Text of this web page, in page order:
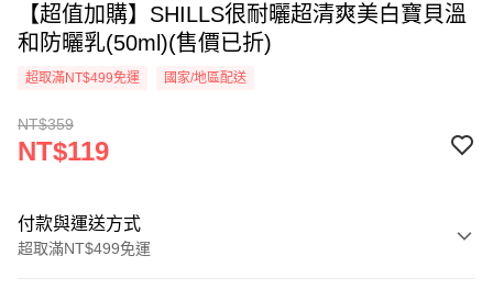
【超值加購】SHILLS很耐曬超清爽美白寶貝溫
和防曬乳(50ml)(售價已折)
超取滿NT$499免運 國家/地區配送
NT$359
NT$119
付款與運送方式
超取滿NT$499免運